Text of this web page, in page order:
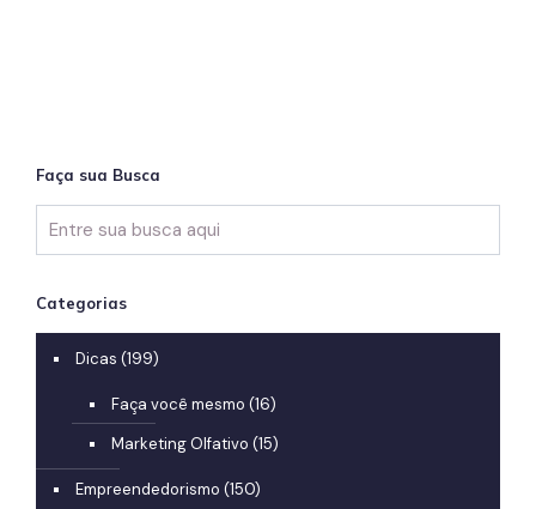
Faça sua Busca
Categorias
Dicas (199)
Faça você mesmo (16)
Marketing Olfativo (15)
Empreendedorismo (150)